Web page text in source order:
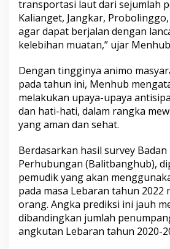
transportasi laut dari sejumlah
Kalianget, Jangkar,
agar dapat berjalan dengan
kelebihan muatan,” ujar
Dengan tingginya animo
pada tahun ini, Menhub
melakukan upaya-upaya
dan hati-hati, dalam rangka
yang aman dan sehat.
Berdasarkan hasil survey
Perhubungan (Balitbanghub),
pemudik yang akan
pada masa Lebaran tahun 2022
orang. Angka prediksi ini jauh
dibandingkan jumlah
angkutan Lebaran tahun 2020-